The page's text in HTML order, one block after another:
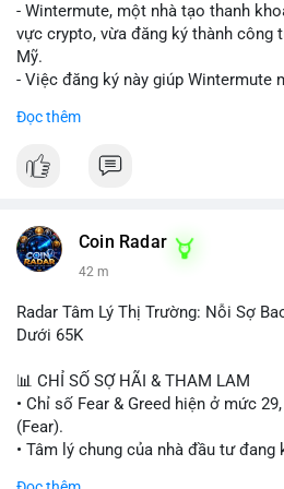
nguồn để xác định rõ ý đồ.
Lời khuyên: Nhà đầu tư nhỏ lẻ nên
theo cảm xúc. Quan sát diễn biến
giá không phản ứng mạnh, khả
tác động đến thị trường. Chỉ vào
- Wintermute, một nhà tạo thanh
vực crypto, vừa đăng ký thành công
Mỹ.
- Việc đăng ký này giúp Wintermute
nhanh chóng ở Hoa Kỳ.
giao dịch, sàn giao dịch và thanh
thị trường tokenized và củng cố vị
ngành tài chính kỹ thuật số.
#binancesquare #cryptonews
#tokenizedsecurities
$btc $eth
#vlikevn
Đọc thêm
Coin Radar
42 m
Radar Tâm Lý Thị Trường: Nỗi Sợ
Dưới 65K
📊 CHỈ SỐ SỢ HÃI & THAM LAM
• Chỉ số Fear & Greed hiện ở mức
(Fear).
• Tâm lý chung của nhà đầu tư